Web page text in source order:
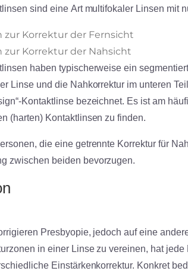
sind eine Art multifokaler Linsen mit
zur Korrektur der Fernsicht
zur Korrektur der Nahsicht
haben typischerweise ein
Linse und die Nahkorrektur im unteren
Kontaktlinse bezeichnet. Es ist am
(harten) Kontaktlinsen zu finden.
die eine getrennte Korrektur für
zwischen beiden bevorzugen.
Presbyopie, jedoch auf eine
in einer Linse zu vereinen, hat jede
Einstärkenkorrektur. Konkret